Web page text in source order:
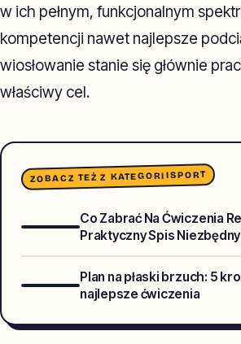
w ich pełnym, funkcjonalnym
kompetencji nawet najlepsze
wiosłowanie stanie się głównie
właściwy cel.
ZOBACZ TEŻ Z KATEGORIISPORT
Co Zabrać Na Ćwiczenia
Praktyczny Spis
Plan na płaski brzuch: 5
najlepsze ćwiczenia